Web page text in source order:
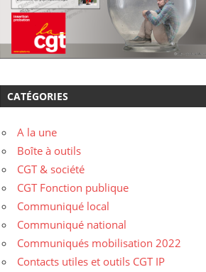
CATÉGORIES
A la une
Boîte à outils
CGT & société
CGT Fonction publique
Communiqué local
Communiqué national
Communiqués mobilisation 2022
Contacts utiles et outils CGT IP